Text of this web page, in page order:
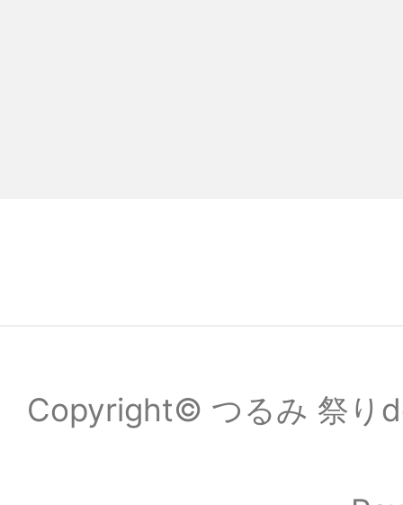
Copyright© つるみ 祭り